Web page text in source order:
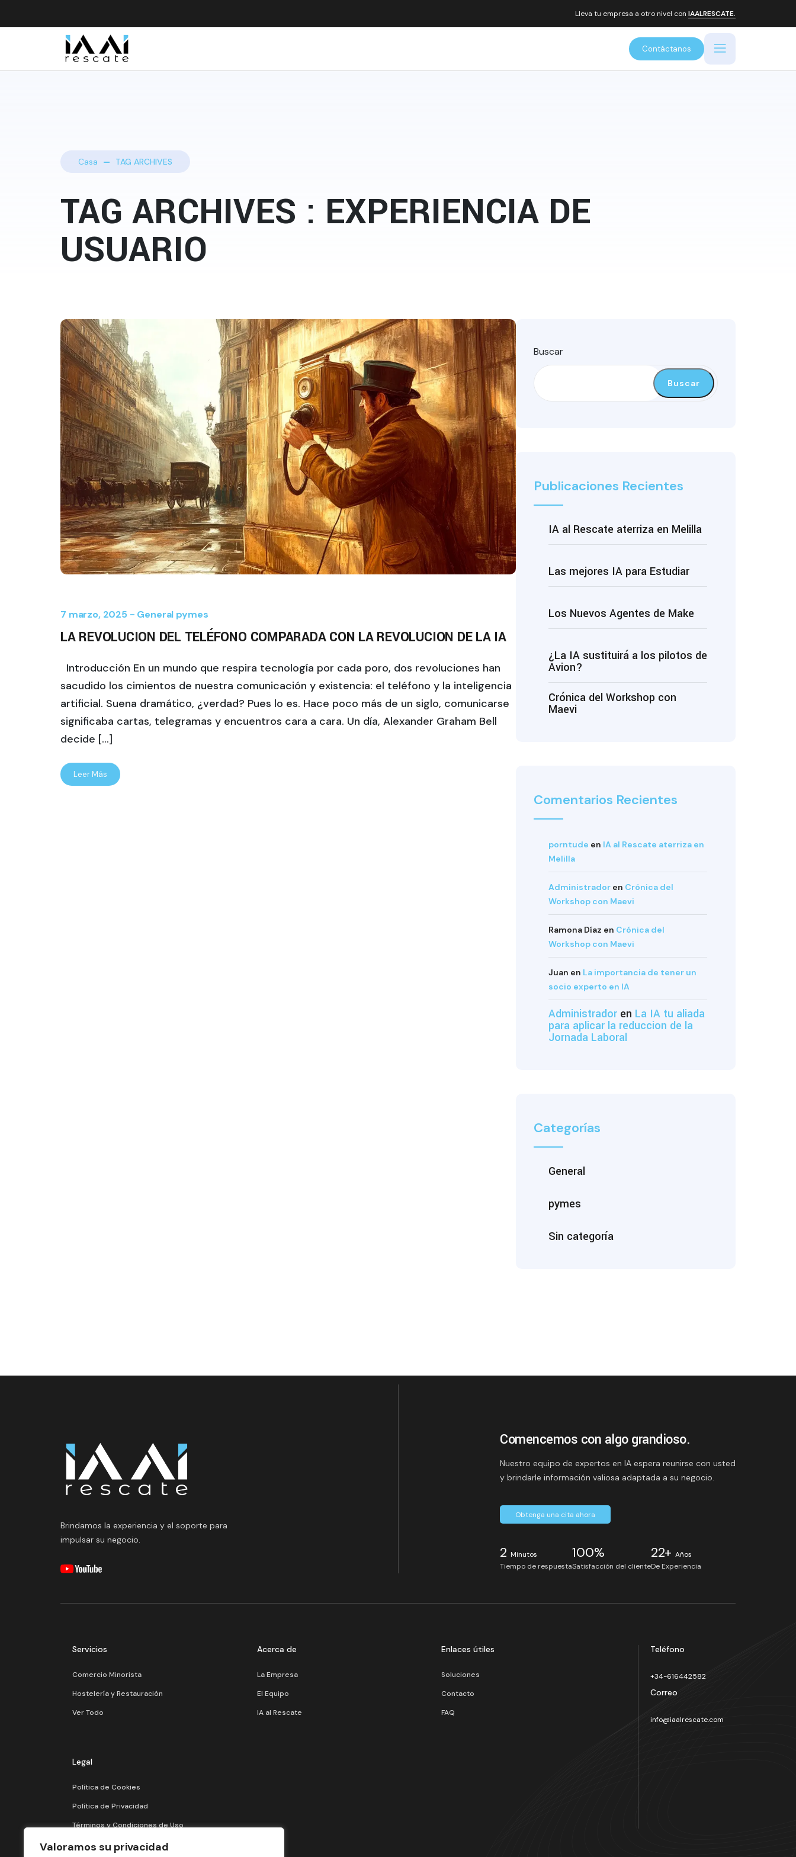
Valoramos su privacidad
Lleva tu empresa a otro nivel con IAALRESCATE.
Contáctanos
Casa TAG ARCHIVES
TAG ARCHIVES : EXPERIENCIA DE
USUARIO
7 marzo, 2025 - General pymes
LA REVOLUCION DEL TELÉFONO COMPARADA CON LA REVOLUCION DE LA IA
Introducción En un mundo que respira tecnología por cada poro, dos revoluciones han
sacudido los cimientos de nuestra comunicación y existencia: el teléfono y la inteligencia
artificial. Suena dramático, ¿verdad? Pues lo es. Hace poco más de un siglo, comunicarse
significaba cartas, telegramas y encuentros cara a cara. Un día, Alexander Graham Bell
decide […]
Leer Más
Buscar
Buscar
Publicaciones Recientes
IA al Rescate aterriza en Melilla
Las mejores IA para Estudiar
Los Nuevos Agentes de Make
¿La IA sustituirá a los pilotos de
Avion?
Crónica del Workshop con
Maevi
Comentarios Recientes
porntude en IA al Rescate aterriza en
Melilla
Administrador en Crónica del
Workshop con Maevi
Ramona Díaz en Crónica del
Workshop con Maevi
Juan en La importancia de tener un
socio experto en IA
Administrador en La IA tu aliada
para aplicar la reduccion de la
Jornada Laboral
Categorías
General
pymes
Sin categoría
Brindamos la experiencia y el soporte para
impulsar su negocio.
Comencemos con algo grandioso.
Nuestro equipo de expertos en IA espera reunirse con usted
y brindarle información valiosa adaptada a su negocio.
Obtenga una cita ahora
2 Minutos
Tiempo de respuesta
100%
Satisfacción del cliente
22+ Años
De Experiencia
Servicios
Comercio Minorista
Hostelería y Restauración
Ver Todo
Acerca de
La Empresa
El Equipo
IA al Rescate
Enlaces útiles
Soluciones
Contacto
FAQ
Legal
Política de Cookies
Política de Privacidad
Términos y Condiciones de Uso
Teléfono
+34-616442582
Correo
info@iaalrescate.com